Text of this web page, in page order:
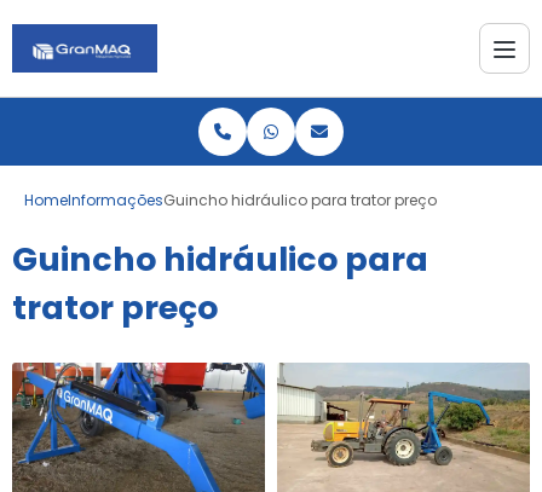
HomeInformaçõesGuincho hidráulico para trator preço
Guincho hidráulico para
trator preço